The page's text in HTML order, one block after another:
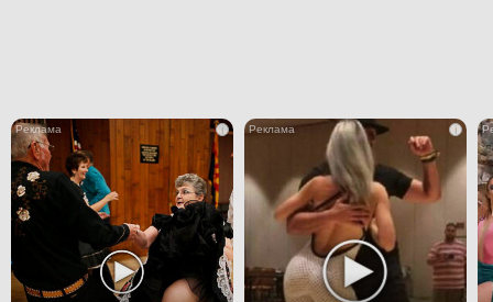
i i